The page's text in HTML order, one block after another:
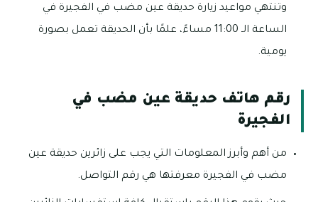
وتنتهي مواعيد زيارة حديقة عين مضب في الفجيرة في
الساعة الـ 11:00 مساءً، علمًا بأن الحديقة تعمل بصورة
يومية.
رقم هاتف حديقة عين مضب في
الفجيرة
من أهم وأبرز المعلومات التي يجب على زائرين حديقة عين
مضب في الفجيرة معرفتها هي رقم التواصل.